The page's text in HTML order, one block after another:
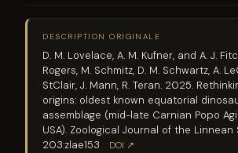
DESCRIPTION ORIGINALE
D. M. Lovelace, A. M. Kufner, and A. J.
Rogers, M. Schmitz, D. M. Schwartz, A.
StClair, J. Mann, R. Teran. 2025.
origins: oldest known equatorial
assemblage (mid-late Carnian Popo
USA). Zoological Journal of the Linnean
203:zlae153
DOI ↗